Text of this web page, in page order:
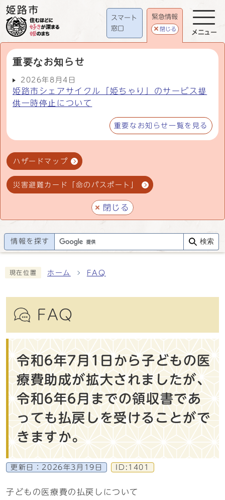
スマート
窓口
緊急情報
閉じる
重要なお知らせ
2026年8月4日
姫路市シェアサイクル「姫ちゃり」のサービス提
供一時停止について
重要なお知らせ一覧を見る
ハザードマップ
災害避難カード「命のパスポート」
閉じる
メニュー
情報を探す 検索
現在位置 ホーム FAQ
FAQ
令和6年7月1日から子どもの医
療費助成が拡大されましたが、
令和6年6月までの領収書であ
っても払戻しを受けることがで
きますか。
更新日： 2026年3月19日 ID:1401
子どもの医療費の払戻しについて